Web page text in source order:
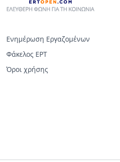
Ενημέρωση Εργαζομένων
Φάκελος ΕΡΤ
Όροι χρήσης